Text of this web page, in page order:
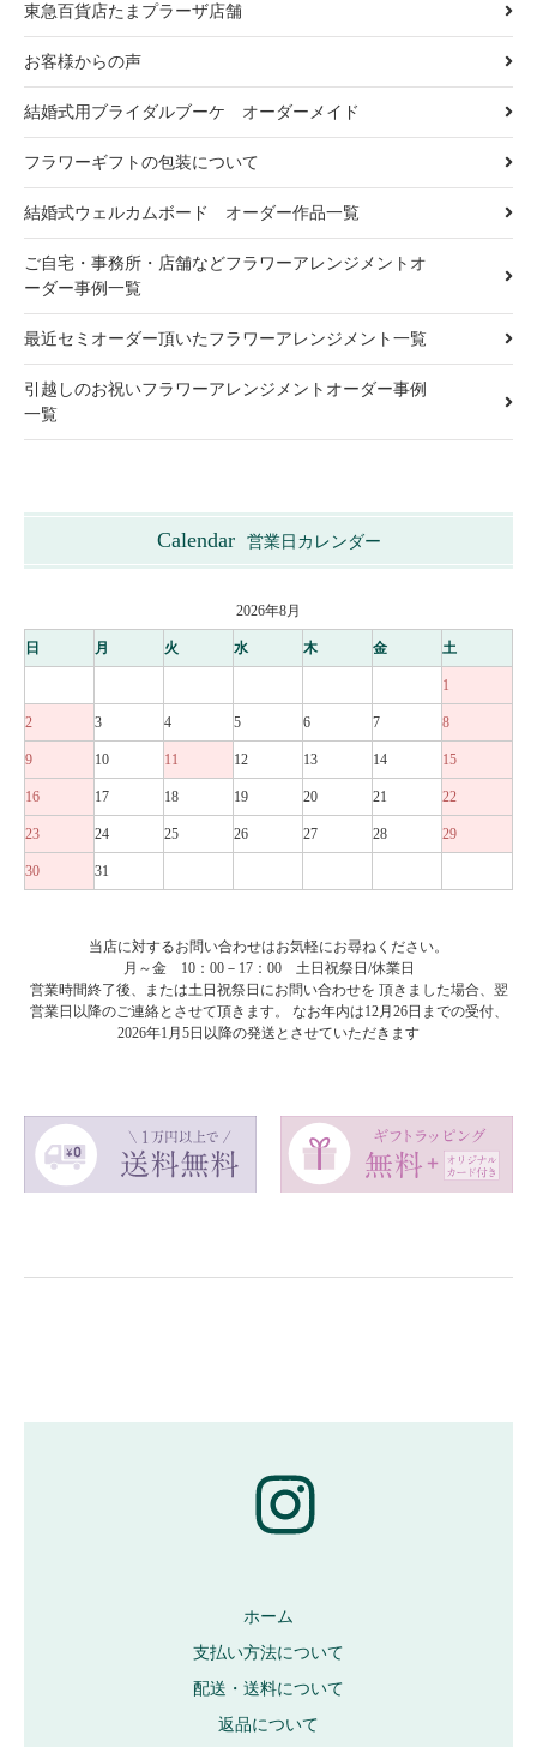
東急百貨店たまプラーザ店舗
お客様からの声
結婚式用ブライダルブーケ オーダーメイド
フラワーギフトの包装について
結婚式ウェルカムボード オーダー作品一覧
ご自宅・事務所・店舗などフラワーアレンジメントオ
ーダー事例一覧
最近セミオーダー頂いたフラワーアレンジメント一覧
引越しのお祝いフラワーアレンジメントオーダー事例
一覧
Calendar 営業日カレンダー
2026年8月
日 月 火 水 木 金 土
1
2 3 4 5 6 7 8
9 10 11 12 13 14 15
16 17 18 19 20 21 22
23 24 25 26 27 28 29
30 31
当店に対するお問い合わせはお気軽にお尋ねください。
月～金 10：00－17：00 土日祝祭日/休業日
営業時間終了後、または土日祝祭日にお問い合わせを 頂きました場合、翌
営業日以降のご連絡とさせて頂きます。 なお年内は12月26日までの受付、
2026年1月5日以降の発送とさせていただきます
ホーム
支払い方法について
配送・送料について
返品について